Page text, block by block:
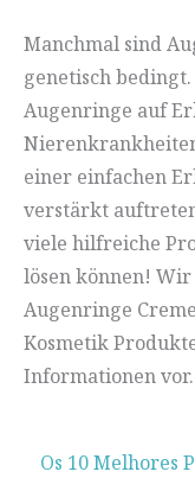
Manchmal sind
genetisch
Augenringe auf
einer einfachen
verstärkt
viele hilfreiche
lösen können!
Augenringe
Kosmetik
Informationen
Os 10 Melhores